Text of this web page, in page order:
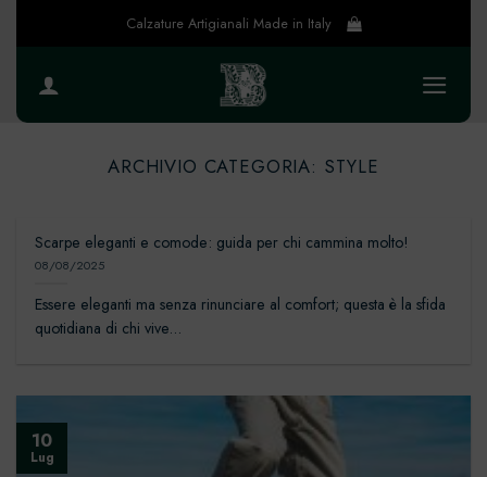
Calzature Artigianali Made in Italy
ARCHIVIO CATEGORIA: STYLE
Scarpe eleganti e comode: guida per chi cammina molto!
08/08/2025
Essere eleganti ma senza rinunciare al comfort; questa è la sfida
quotidiana di chi vive...
10
Lug